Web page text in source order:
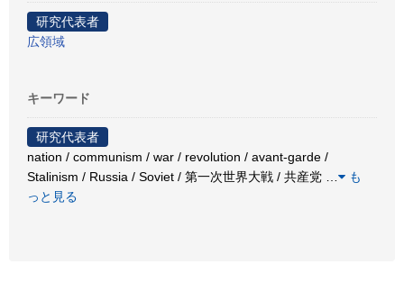
研究代表者
広領域
キーワード
研究代表者
nation / communism / war / revolution / avant-garde /
Stalinism / Russia / Soviet / 第一次世界大戦 / 共産党
も
っと見る